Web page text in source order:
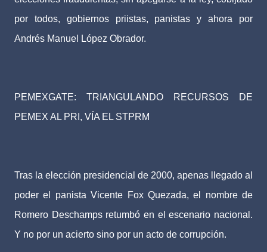
por todos, gobiernos priistas, panistas y ahora por
Andrés Manuel López Obrador.
PEMEXGATE: TRIANGULANDO RECURSOS DE
PEMEX AL PRI, VÍA EL STPRM
Tras la elección presidencial de 2000, apenas llegado al
poder el panista Vicente Fox Quezada, el nombre de
Romero Deschamps retumbó en el escenario nacional.
Y no por un acierto sino por un acto de corrupción.